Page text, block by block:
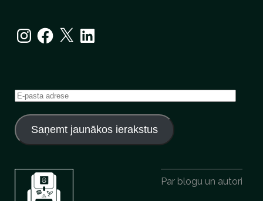
InstagramFacebook
X LinkedIn
E-
adrese
Saņemt jaunākos ierakstus
Par blogu un autori